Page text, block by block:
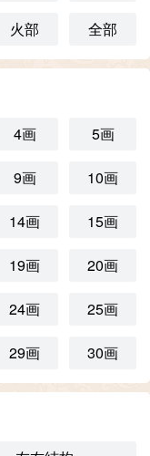
火部 全部
4画 5画
9画 10画
14画 15画
19画 20画
24画 25画
29画 30画